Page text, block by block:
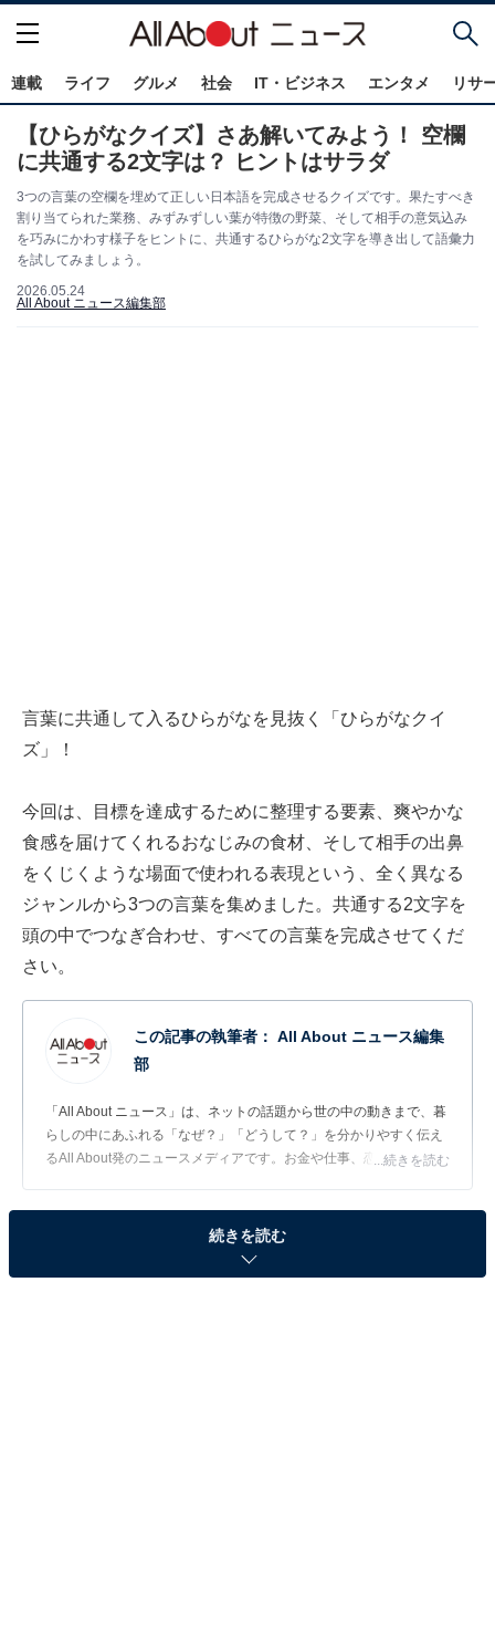
連載 ライフ グルメ 社会 IT・ビジネス エンタメ リサ
【ひらがなクイズ】さあ解いてみよう！ 空欄
に共通する2文字は？ ヒントはサラダ
3つの言葉の空欄を埋めて正しい日本語を完成させるクイズです。果たすべき
割り当てられた業務、みずみずしい葉が特徴の野菜、そして相手の意気込み
を巧みにかわす様子をヒントに、共通するひらがな2文字を導き出して語彙力
を試してみましょう。
2026.05.24
All About ニュース編集部
言葉に共通して入るひらがなを見抜く「ひらがなクイ
ズ」！
今回は、目標を達成するために整理する要素、爽やかな
食感を届けてくれるおなじみの食材、そして相手の出鼻
をくじくような場面で使われる表現という、全く異なる
ジャンルから3つの言葉を集めました。共通する2文字を
頭の中でつなぎ合わせ、すべての言葉を完成させてくだ
さい。
この記事の執筆者： All About ニュース編集
部
「All About ニュース」は、ネットの話題から世の中の動きまで、暮
らしの中にあふれる「なぜ？」「どうして？」を分かりやすく伝え
るAll About発のニュースメディアです。お金や仕事、恋愛、ITに関
...続きを読む
問題：□に共通するひらがなは？
続きを読む